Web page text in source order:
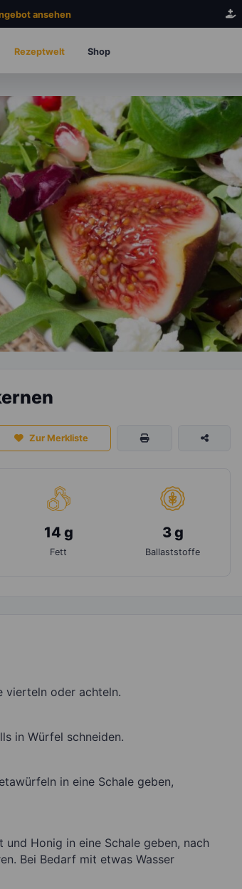
ansehen
Rezeptwelt Shop
Zur Merkliste
14 g
Fett
3 g
Ballaststoffe
vierteln oder achteln.
in Würfel schneiden.
in eine Schale geben,
und Honig in eine Schale geben, nach
Bei Bedarf mit etwas Wasser